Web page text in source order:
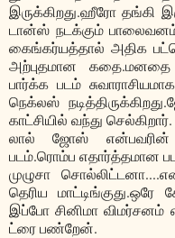
இருக்கிறது.ஹீரோ தங்கி
டான்ஸ் நடக்கும்
கைங்கர்யத்தால் அதிக
அற்புதமான
பார்க்க படம்
நெக்லஸ்
காட்சியில் வந்து செல்கிறார்.
லால் ஜோஸ் என்பவரின்
படம்.ரொம்ப எதார்த்தமான
முழுசா
தெரிய
இப்போ சினிமா விமர்சனம்
ட்ரை பண்றேன்.